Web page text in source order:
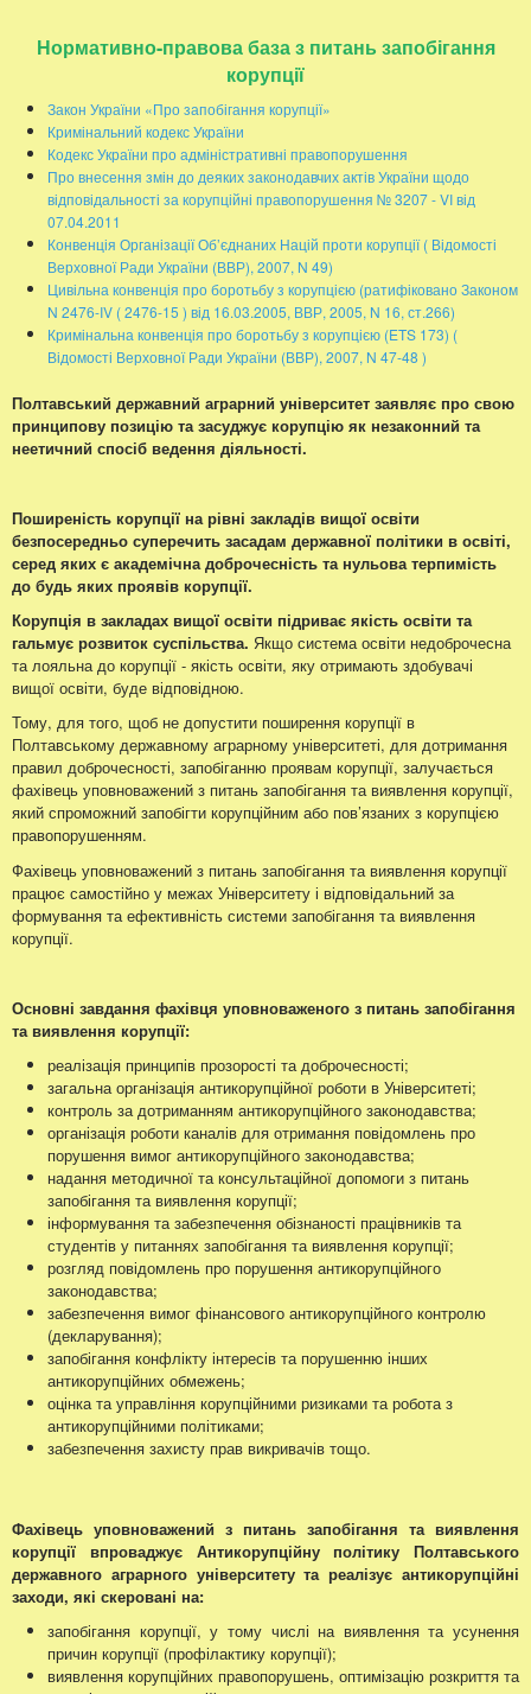
Нормативно-правова база з питань запобігання
корупції
Закон України «Про запобігання корупції»
Кримінальний кодекс України
Кодекс України про адміністративні правопорушення
Про внесення змін до деяких законодавчих актів України щодо
відповідальності за корупційні правопорушення № 3207 - VI від
07.04.2011
Конвенція Організації Об’єднаних Націй проти корупції ( Відомості
Верховної Ради України (ВВР), 2007, N 49)
Цивільна конвенція про боротьбу з корупцією (ратифіковано Законом
N 2476-IV ( 2476-15 ) від 16.03.2005, ВВР, 2005, N 16, ст.266)
Кримінальна конвенція про боротьбу з корупцією (ETS 173) (
Відомості Верховної Ради України (ВВР), 2007, N 47-48 )
Полтавський державний аграрний університет заявляє про свою
принципову позицію та засуджує корупцію як незаконний та
неетичний спосіб ведення діяльності.
Поширеність корупції на рівні закладів вищої освіти
безпосередньо суперечить засадам державної політики в освіті,
серед яких є академічна доброчесність та нульова терпимість
до будь яких проявів корупції.
Корупція в закладах вищої освіти підриває якість освіти та
гальмує розвиток суспільства. Якщо система освіти недоброчесна
та лояльна до корупції - якість освіти, яку отримають здобувачі
вищої освіти, буде відповідною.
Тому, для того, щоб не допустити поширення корупції в
Полтавському державному аграрному університеті, для дотримання
правил доброчесності, запобіганню проявам корупції, залучається
фахівець уповноважений з питань запобігання та виявлення корупції,
який спроможний запобігти корупційним або пов’язаних з корупцією
правопорушенням.
Фахівець уповноважений з питань запобігання та виявлення корупції
працює самостійно у межах Університету і відповідальний за
формування та ефективність системи запобігання та виявлення
корупції.
Основні завдання фахівця уповноваженого з питань запобігання
та виявлення корупції:
реалізація принципів прозорості та доброчесності;
загальна організація антикорупційної роботи в Університеті;
контроль за дотриманням антикорупційного законодавства;
організація роботи каналів для отримання повідомлень про
порушення вимог антикорупційного законодавства;
надання методичної та консультаційної допомоги з питань
запобігання та виявлення корупції;
інформування та забезпечення обізнаності працівників та
студентів у питаннях запобігання та виявлення корупції;
розгляд повідомлень про порушення антикорупційного
законодавства;
забезпечення вимог фінансового антикорупційного контролю
(декларування);
запобігання конфлікту інтересів та порушенню інших
антикорупційних обмежень;
оцінка та управління корупційними ризиками та робота з
антикорупційними політиками;
забезпечення захисту прав викривачів тощо.
Фахівець уповноважений з питань запобігання та виявлення
корупції впроваджує Антикорупційну політику Полтавського
державного аграрного університету та реалізує антикорупційні
заходи, які скеровані на:
запобігання корупції, у тому числі на виявлення та усунення
причин корупції (профілактику корупції);
виявлення корупційних правопорушень, оптимізацію розкриття та